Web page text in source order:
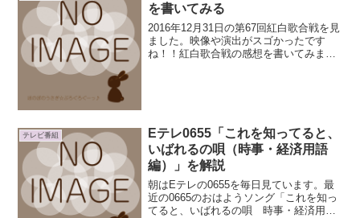
を書いてみる
2016年12月31日の第67回紅白歌合戦を見
ました。映像や演出がスゴかったです
ね！！紅白歌合戦の感想を書いてみまし
テレビ番組
Eテレ0655「これを知ってると、
いばれるの唄（時事・経済用語
編）」を解説
朝はEテレの0655を毎日見ています。最
近の0665のおはようソング「これを知っ
てると、いばれるの唄 時事・経済用語